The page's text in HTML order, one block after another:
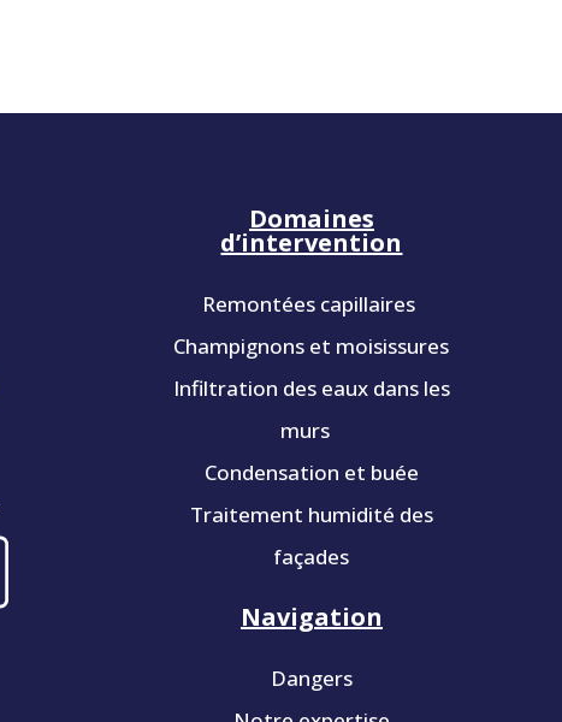
Domaines
d’intervention
Remontées capillaires
Champignons et moisissures
Infiltration des eaux dans les
murs
Condensation et buée
Traitement humidité des
façades
Navigation
Dangers